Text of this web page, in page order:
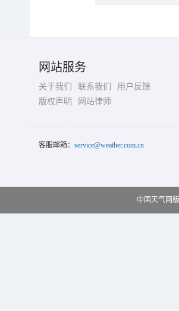
网站服务
关于我们 联系我们
用户反馈
版权声明
网站律师
客服邮箱： service@weather.com.cn
中国天气网